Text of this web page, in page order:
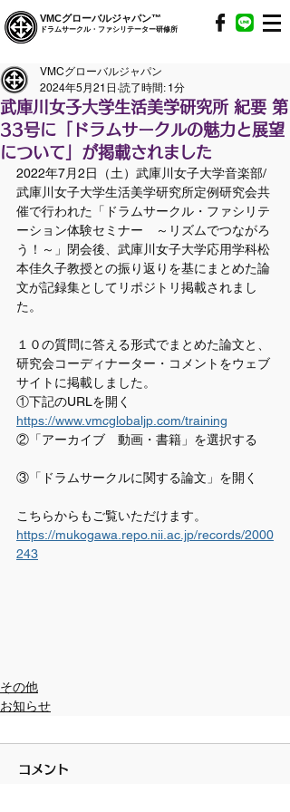
VMCグローバルジャパン™
ドラムサークル・ファシリテーター研修所
武庫川女子大学生活美学研究所 紀要 第
33号に「ドラムサークルの魅力と展望
について」が掲載されました
VMCグローバルジャパン
2024年5月21日 読了時間: 1分
2022年7月2日（土）武庫川女子大学音楽部/
武庫川女子大学生活美学研究所定例研究会共
催で行われた「ドラムサークル・ファシリテ
ーション体験セミナー　～リズムでつながろ
う！～」閉会後、武庫川女子大学応用学科松
本佳久子教授との振り返りを基にまとめた論
文が記録集としてリポジトリ掲載されまし
た。
１０の質問に答える形式でまとめた論文と、
研究会コーディナーター・コメントをウェブ
サイトに掲載しました。
①下記のURLを開く
https://www.vmcglobaljp.com/training
②「アーカイブ　動画・書籍」を選択する
③「ドラムサークルに関する論文」を開く
こちらからもご覧いただけます。
https://mukogawa.repo.nii.ac.jp/records/2000
243
その他
お知らせ
コメント